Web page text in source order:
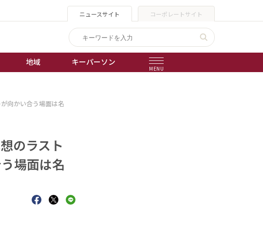
ニュースサイト コーポレートサイト
地域 キーパーソン
MENU
向かい合う場面は名
のラスト
場面は名